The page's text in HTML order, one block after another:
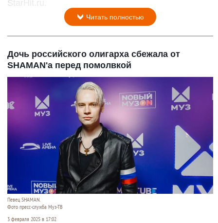
StarHit.ru.
Читать полностью
Дочь российского олигарха сбежала от
SHAMAN'a перед помолвкой
Певец SHAMAN.
Фото пресс-служба Муз-ТВ
3 февраля 2025 в 17:02